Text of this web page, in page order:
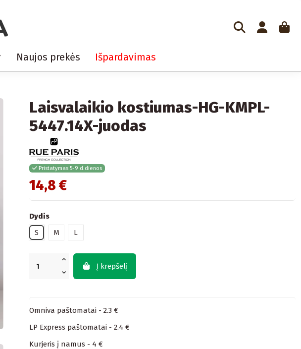
Naujos prekės Išpardavimas
Laisvalaikio kostiumas-HG-KMPL-
5447.14X-juodas
Pristatymas 5-9 d.dienos
14,8 €
Dydis
S
M L
Į krepšelį
Omniva paštomatai - 2.3 €
LP Express paštomatai - 2.4 €
Kurjeris į namus - 4 €